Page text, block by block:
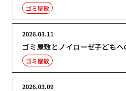
ゴミ屋敷
ゴミ屋敷とノイローゼ子ども
2026.03.11
ゴミ屋敷
2026.03.09